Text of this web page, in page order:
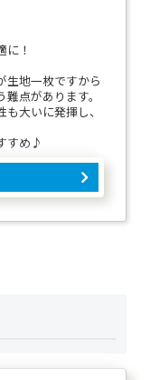
に！
生地一枚ですから
点があります。
大いに発揮し、
すめ♪